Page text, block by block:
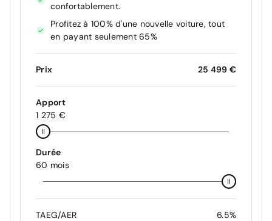
confortablement.
Profitez à 100% d'une nouvelle voiture, tout
en payant seulement 65%
Prix 25 499 €
Apport
1 275 €
Durée
60 mois
TAEG/AER
6.5%